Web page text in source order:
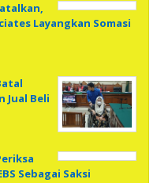
Layangkan Somasi
Jual Beli
Sebagai Saksi